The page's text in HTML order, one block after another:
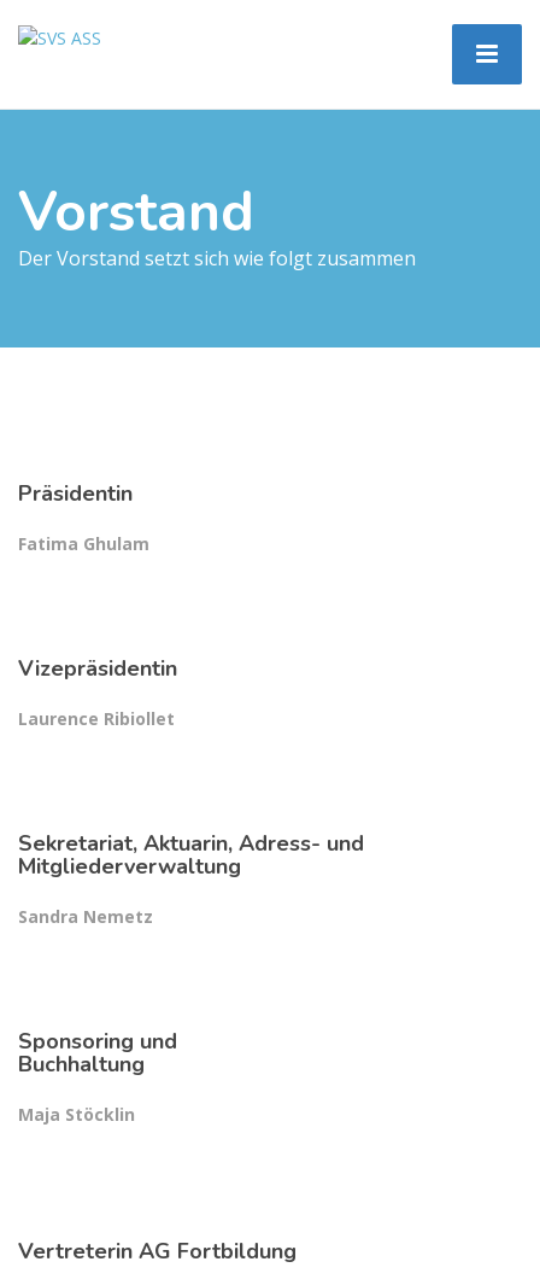
Vorstand
Der Vorstand setzt sich wie folgt zusammen
Präsidentin
Fatima Ghulam
Vizepräsidentin
Laurence Ribiollet
Sekretariat, Aktuarin, Adress- und
Mitgliederverwaltung
Sandra Nemetz
Sponsoring und
Buchhaltung
Maja Stöcklin
Vertreterin AG Fortbildung